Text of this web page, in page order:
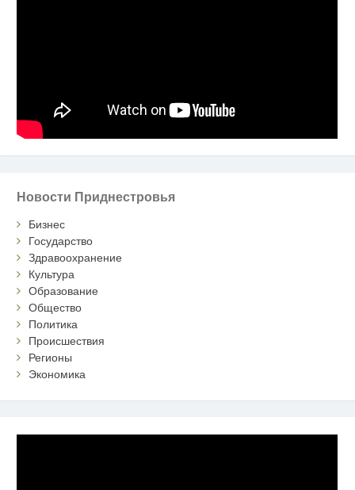
Новости Приднестровья
Бизнес
Государство
Здравоохранение
Культура
Образование
Общество
Политика
Происшествия
Регионы
Экономика